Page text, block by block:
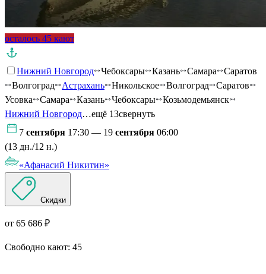
осталось 45 кают
Нижний Новгород Чебоксары Казань Самара
Саратов
Волгоград
Астрахань Никольское Волгоград
Саратов
Усовка
Самара Казань Чебоксары
Козьмодемьянск
Нижний Новгород…ещё 13свернуть
7 сентября 17:30 — 19 сентября 06:00
(13 дн./12 н.)
«Афанасий Никитин»
Скидки
от 65 686 ₽
Свободно кают: 45